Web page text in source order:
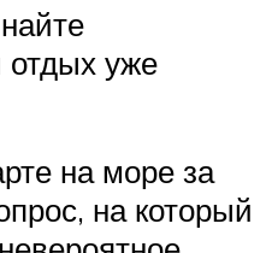
отдых уже
на море за
на который